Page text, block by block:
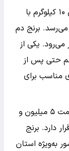
همچنین، «برنج دم سیاه مهمان نواز» به وزن ۱۰ کیلوگرم با
به فروش می‌رسد. برنج دم
می‌رود. یکی از
حتی پس از
مناسب برای
کیسه ۱۰ کیلویی «برنج عنبربو آذوقه» نیز با قیمت ۵ میلیون و
دارد. برنج
به‌ویژه استان